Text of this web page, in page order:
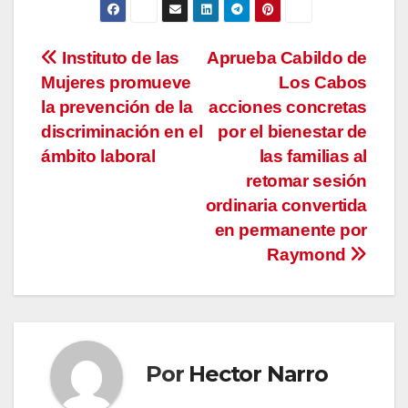
Navegación
de
entradas
Aprueba Cabildo de
Los Cabos
acciones concretas
por el bienestar de
las familias al
retomar sesión
ordinaria convertida
en permanente por
Raymond
Instituto de las
Mujeres promueve
la prevención de la
discriminación en el
ámbito laboral
Por Hector Narro